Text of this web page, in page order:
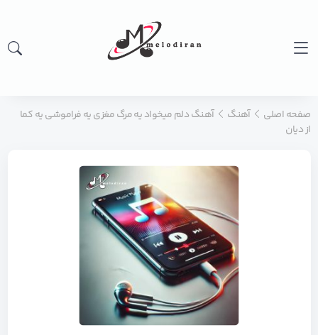
صفحه اصلی آهنگ
آهنگ دﻟﻢ ﻣﻴﺨﻮاد ﻳﻪ ﻣﺮگ ﻣﻐﺰی ﻳﻪ ﻓﺮاﻣﻮﺷﻰ ﻳﻪ ﻛﻤﺎ
از دیان